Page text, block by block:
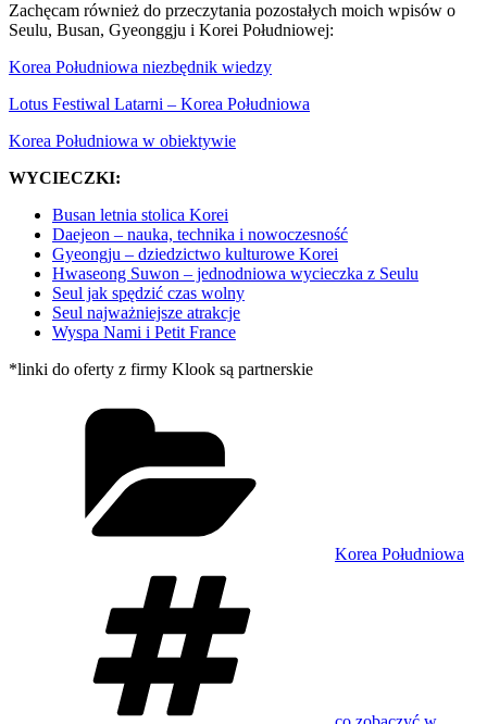
Zachęcam również do przeczytania pozostałych moich wpisów o
Seulu, Busan, Gyeonggju i Korei Południowej:
Korea Południowa niezbędnik wiedzy
Lotus Festiwal Latarni – Korea Południowa
Korea Południowa w obiektywie
WYCIECZKI:
Busan letnia stolica Korei
Daejeon – nauka, technika i nowoczesność
Gyeongju – dziedzictwo kulturowe Korei
Hwaseong Suwon – jednodniowa wycieczka z Seulu
Seul jak spędzić czas wolny
Seul najważniejsze atrakcje
Wyspa Nami i Petit France
*linki do oferty z firmy Klook są partnerskie
Korea Południowa